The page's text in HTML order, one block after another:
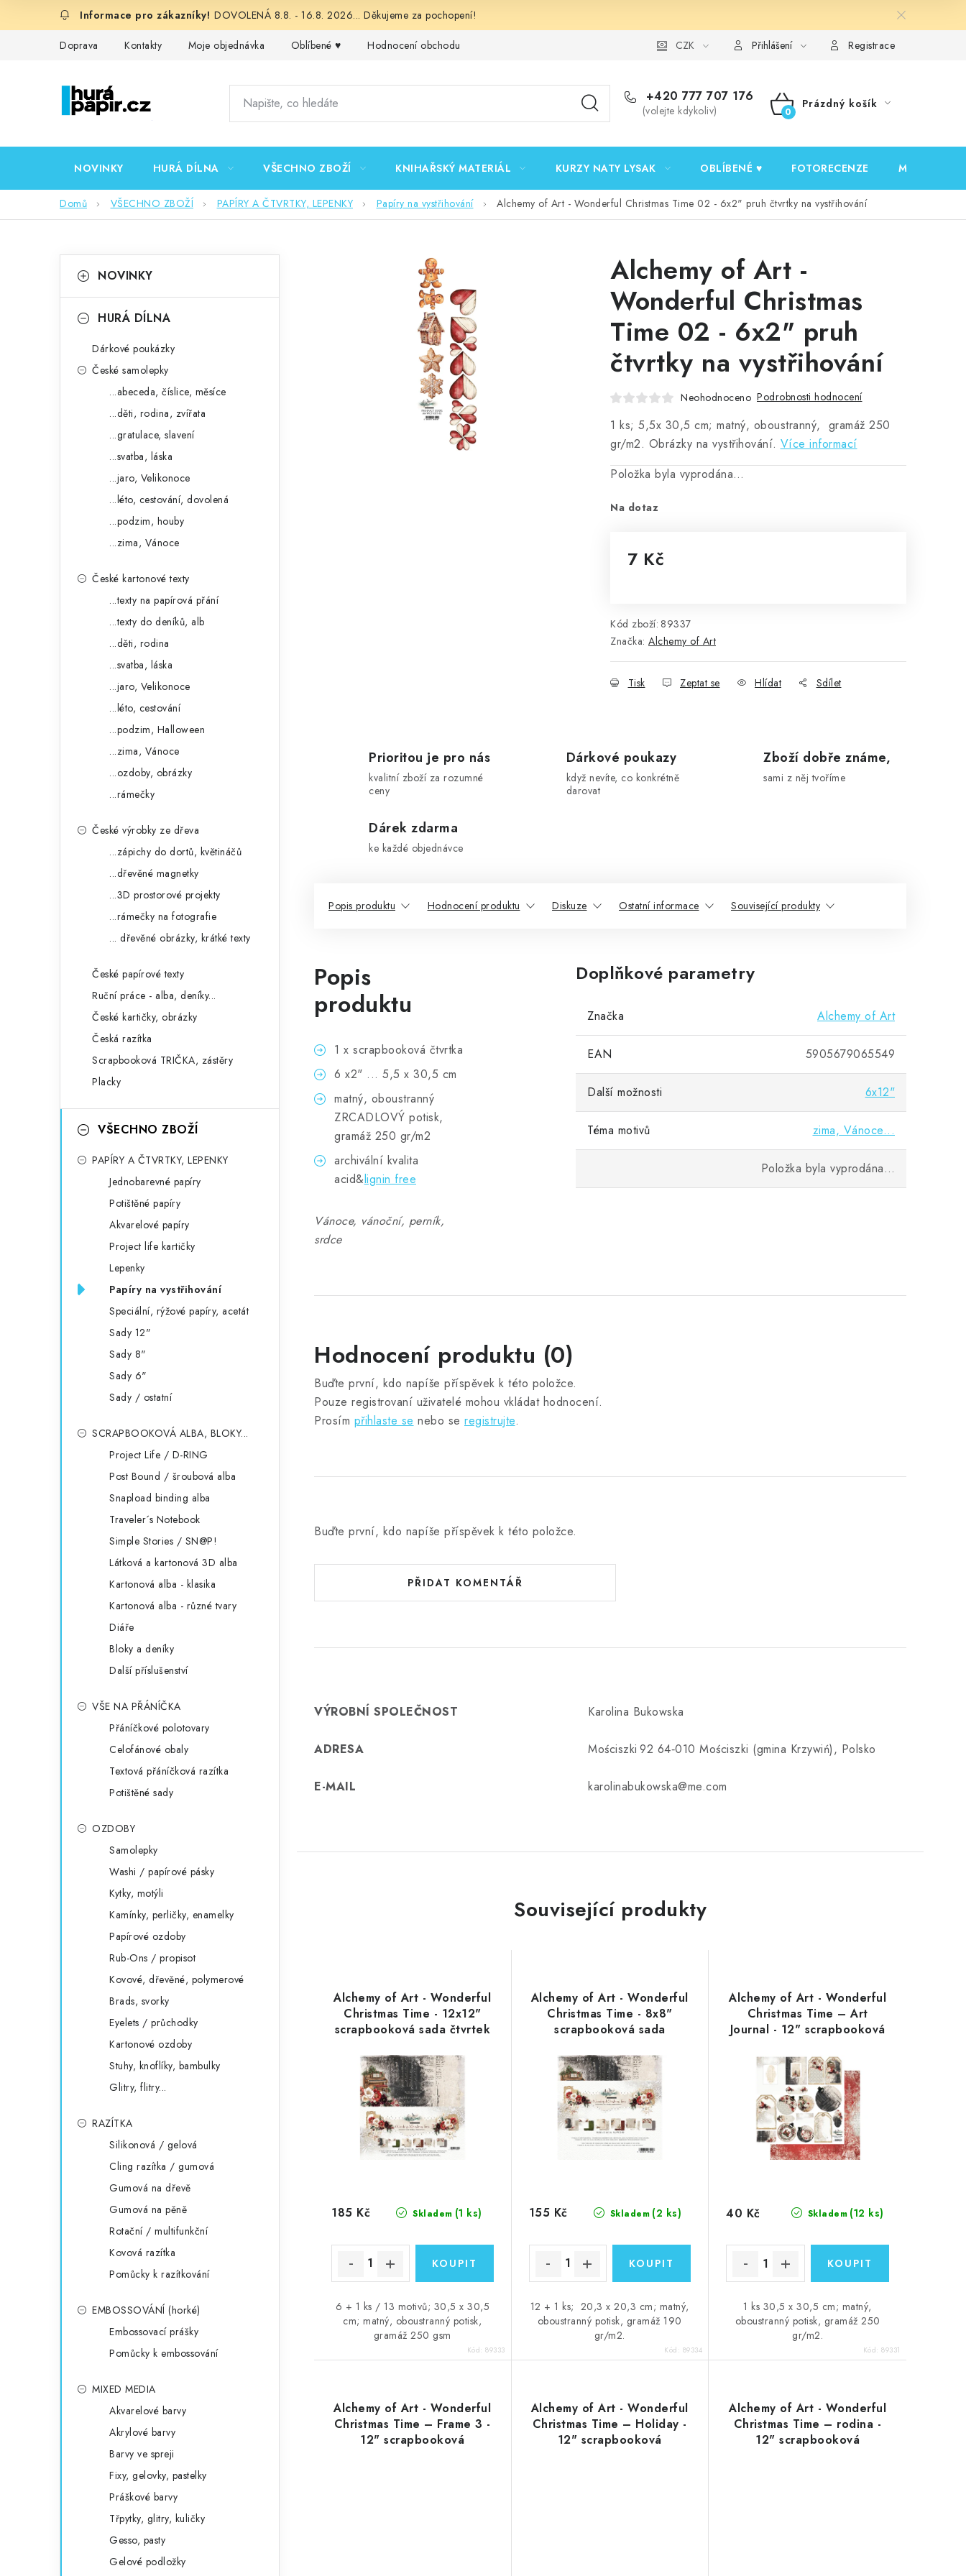
DOVOLENÁ 8.8. - 16.8. 2026... Děkujeme za pochopení!
Doprava Kontakty Moje objednávka Oblíbené ♥️ Hodnocení obchodu Podmínky ochrany osobních údajů Ověřování recenzí
CZK Přihlášení Registrace
+420 777 707 176
(volejte kdykoliv)
NÁKUPNÍ
Prázdný košík
NOVINKY HURÁ DÍLNA VŠECHNO ZBOŽÍ KNIHAŘSKÝ MATERIÁL KURZY NATY LYSAK OBLÍBENÉ ♥️ FOTORECENZE MOJE
Domů VŠECHNO ZBOŽÍ PAPÍRY A ČTVRTKY, LEPENKY Papíry na vystřihování Alchemy of Art - Wonderful Christmas Time 02 - 6x2" pruh čtvrtky na vystřihování
okategorie
a
NOVINKY
HURÁ DÍLNA
Dárkové poukázky
České samolepky
...abeceda, číslice, měsíce
...děti, rodina, zvířata
...gratulace, slavení
...svatba, láska
...jaro, Velikonoce
...léto, cestování, dovolená
...podzim, houby
...zima, Vánoce
České kartonové texty
...texty na papírová přání
...texty do deníků, alb
...děti, rodina
...svatba, láska
...jaro, Velikonoce
...léto, cestování
...podzim, Halloween
...zima, Vánoce
...ozdoby, obrázky
...rámečky
České výrobky ze dřeva
...zápichy do dortů, květináčů
...dřevěné magnetky
...3D prostorové projekty
...rámečky na fotografie
... dřevěné obrázky, krátké texty
České papírové texty
Ruční práce - alba, deníky...
České kartičky, obrázky
Česká razítka
Scrapbooková TRIČKA, zástěry
Placky
VŠECHNO ZBOŽÍ
PAPÍRY A ČTVRTKY, LEPENKY
Jednobarevné papíry
Potištěné papíry
Akvarelové papíry
Project life kartičky
Lepenky
Papíry na vystřihování
Speciální, rýžové papíry, acetát
Sady 12"
Sady 8"
Sady 6"
Sady / ostatní
SCRAPBOOKOVÁ ALBA, BLOKY...
Project Life / D-RING
Post Bound / šroubová alba
Snapload binding alba
Traveler´s Notebook
Simple Stories / SN@P!
Látková a kartonová 3D alba
Kartonová alba - klasika
Kartonová alba - různé tvary
Diáře
Bloky a deníky
Další příslušenství
VŠE NA PŘÁNÍČKA
Přáníčkové polotovary
Celofánové obaly
Textová přáníčková razítka
Potištěné sady
OZDOBY
Samolepky
Washi / papírové pásky
Kytky, motýli
Kamínky, perličky, enamelky
Papírové ozdoby
Rub-Ons / propisot
Kovové, dřevěné, polymerové
Brads, svorky
Eyelets / průchodky
Kartonové ozdoby
Stuhy, knoflíky, bambulky
Glitry, flitry...
RAZÍTKA
Silikonová / gelová
Cling razítka / gumová
Gumová na dřevě
Gumová na pěně
Rotační / multifunkční
Kovová razítka
Pomůcky k razítkování
EMBOSSOVÁNÍ (horké)
Embossovací prášky
Pomůcky k embossování
MIXED MEDIA
Akvarelové barvy
Akrylové barvy
Barvy ve spreji
Fixy, gelovky, pastelky
Práškové barvy
Třpytky, glitry, kuličky
Gesso, pasty
Gelové podložky
Alchemy of Art -
Wonderful Christmas
Time 02 - 6x2" pruh
čtvrtky na vystřihování
Neohodnoceno Podrobnosti hodnocení
1 ks; 5,5x 30,5 cm; matný, oboustranný, gramáž 250
gr/m2. Obrázky na vystřihování. Více informací
Položka byla vyprodána…
Na dotaz
7 Kč
Kód zboží: 89337
Značka: Alchemy of Art
Tisk Zeptat se Hlídat Sdílet
Prioritou je pro nás
kvalitní zboží za rozumné
ceny
Dárkové poukazy
když nevíte, co konkrétně
darovat
Zboží dobře známe,
sami z něj tvoříme
Dárek zdarma
ke každé objednávce
Popis produktu Hodnocení produktu Diskuze Ostatní informace Související produkty
Popis
produktu
1 x scrapbooková čtvrtka
6 x2" ... 5,5 x 30,5 cm
matný, oboustranný
ZRCADLOVÝ potisk,
gramáž 250 gr/m2
archivální kvalita
acid&lignin free
Vánoce, vánoční, perník,
srdce
Doplňkové parametry
Značka Alchemy of Art
EAN 5905679065549
Další možnosti 6x12"
Téma motivů zima, Vánoce...
Položka byla vyprodána…
Hodnocení produktu (0)
Buďte první, kdo napíše příspěvek k této položce.
Pouze registrovaní uživatelé mohou vkládat hodnocení.
Prosím přihlaste se nebo se registrujte.
Buďte první, kdo napíše příspěvek k této položce.
PŘIDAT KOMENTÁŘ
VÝROBNÍ SPOLEČNOST Karolina Bukowska
ADRESA Mościszki 92 64‑010 Mościszki (gmina Krzywiń), Polsko
E-MAIL karolinabukowska@me.com
Související produkty
Alchemy of Art - Wonderful
Christmas Time - 12x12"
scrapbooková sada čtvrtek
Skladem (1 ks)
185 Kč
6 + 1 ks / 13 motivů; 30,5 x 30,5
cm; matný, oboustranný potisk,
gramáž 250 gsm
Kód:89333
Alchemy of Art - Wonderful
Christmas Time - 8x8"
scrapbooková sada
Skladem (2 ks)
155 Kč
12 + 1 ks; 20,3 x 20,3 cm; matný,
oboustranný potisk, gramáž 190
gr/m2.
Kód: 89334
Alchemy of Art - Wonderful
Christmas Time – Art
Journal - 12" scrapbooková
Skladem (12 ks)
40 Kč
1 ks 30,5 x 30,5 cm; matný,
oboustranný potisk, gramáž 250
gr/m2.
Kód:89331
Alchemy of Art - Wonderful
Christmas Time – Frame 3 -
12" scrapbooková
Alchemy of Art - Wonderful
Christmas Time – Holiday -
12" scrapbooková
Alchemy of Art - Wonderful
Christmas Time – rodina -
12" scrapbooková